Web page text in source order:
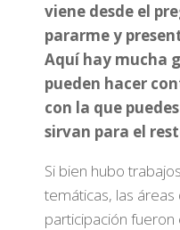
viene desde el
pararme y
Aquí hay mucha
pueden hacer
con la que
sirvan para el
Si bien hubo
temáticas, las
participación fueron